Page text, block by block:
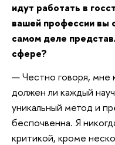
идут работать в
вашей профессии вы
самом деле
сфере?
— Честно говоря, мне
должен ли каждый
уникальный метод и
беспочвенна. Я
критикой, кроме